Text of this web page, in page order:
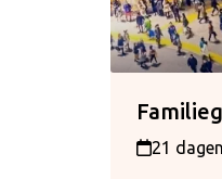
21 dagen